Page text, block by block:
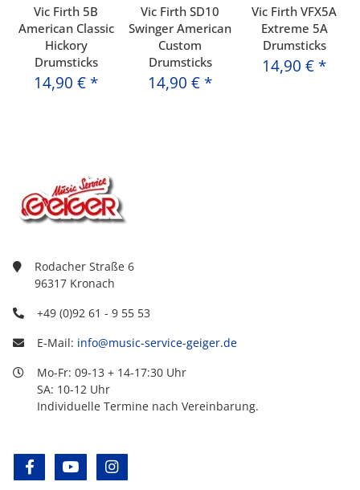
Vic Firth 5B
American Classic
Hickory
Drumsticks
14,90 € *
Vic Firth SD10
Swinger American
Custom
Drumsticks
14,90 € *
Vic Firth VFX5A
Extreme 5A
Drumsticks
14,90 € *
Rodacher Straße 6
96317 Kronach
+49 (0)92 61 - 9 55 53
E-Mail: info@music-service-geiger.de
Mo-Fr: 09-13 + 14-17:30 Uhr
SA: 10-12 Uhr
Individuelle Termine nach Vereinbarung.
facebookyoutube